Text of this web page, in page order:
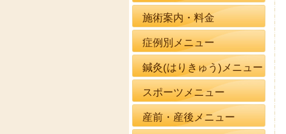
施術案内・料金
症例別メニュー
鍼灸(はりきゅう)メニュー
スポーツメニュー
産前・産後メニュー